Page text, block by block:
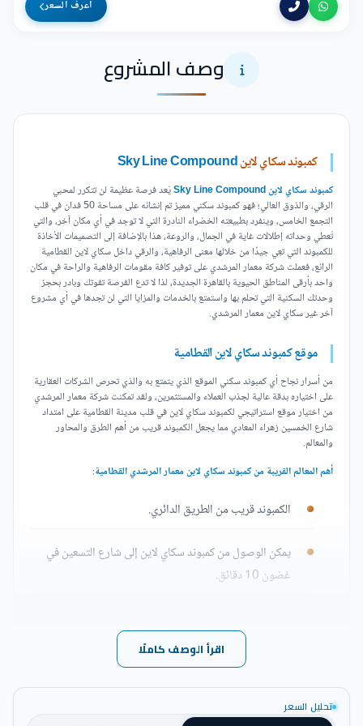
اعرف السعر
وصف المشروع
كمبوند سكاي لاين
كمبوند سكاي لاين Sky Line Compound
يُعد فرصة عظيمة لن تتكرر لمحبي
الرقي، والذوق العالي؛ فهو كمبوند سكني مميز تم إنشائه على مساحة 50 فدان في قلب
التجمع الخامس، وينفرد بطبيعته الخضراء النادرة التي لا توجد في أي مكان آخر، والتي
تُعطي وحداته إطلالات غاية في الجمال، والروعة، هذا بالإضافة إلى التصميمات الأخاذة
للكمبوند التي تعِي جيدًا من خلالها معنى الرفاهية، والرقي داخل سكاي لاين القطامية
الرائع، فعملت شركة معمار المرشدي على توفير كافة مقومات الرفاهية والراحة في مكان
واحد بأرقى المناطق الحيوية بالقاهرة الجديدة، لذا لا تدع الفرصة تفوتك وبادر بحجز
وحدتك السكنية التي تحلم بها واستمتع بالخدمات والمزايا التي لن تجدها في أي مشروع
آخر غير سكاي لاين معمار المرشدي.
موقع كمبوند سكاي لاين القطامية
من أسرار نجاح أي كمبوند سكني الموقع الذي يتمتع به والذي تحرص الشركات العقارية
على اختياره بدقة عالية لجذب العملاء والمستثمرين، ولقد تمكنت شركة معمار المرشدي
من اختيار موقع استراتيجي لكمبوند سكاي لاين في قلب مدينة القطامية على امتداد
شارع الخمسين زهراء المعادي مما يجعل الكمبوند قريب من أهم الطرق والمحاور
والمعالم.
أهم المعالم القريبة من كمبوند سكاي لاين معمار المرشدي القطامية:
الكمبوند قريب من الطريق الدائري.
يمكن الوصول من كمبوند سكاي لاين إلى شارع التسعين في
غضون 10 دقائق.
تعرف على تصميم كمبوند سكاي لاين القطامية
وضعت شركة معمار المرشدي للتطوير العقاري خبرتها في تصميم كمبوند سكاي لاين
على أحدث الطرز العالمية، فقامت بإسناد مهمة وضع الخطط الهندسية للكمبوند لأفضل
اقرأ الوصف كاملًا
تحليل السعر